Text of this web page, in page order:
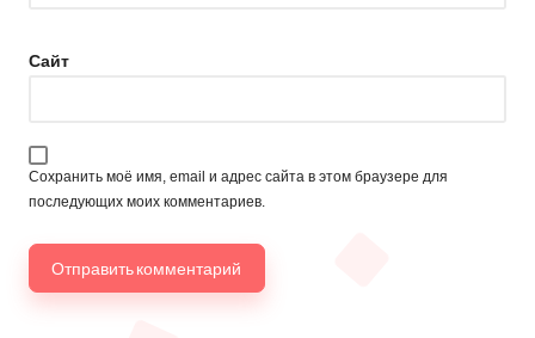
Сайт
Сохранить моё имя, email и адрес сайта в этом браузере для
последующих моих комментариев.